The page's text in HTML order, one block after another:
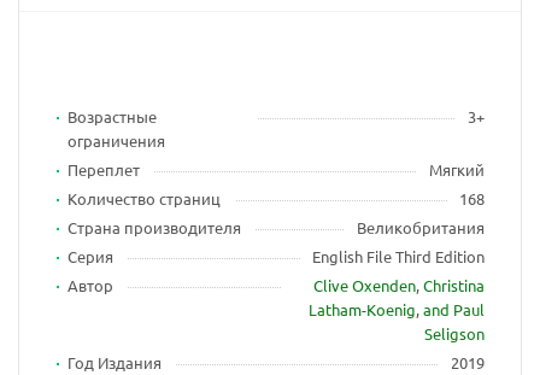
Возрастные
ограничения
3+
Переплет
Мягкий
Количество страниц
168
Страна производителя
Великобритания
Серия
English File Third Edition
Автор
Clive Oxenden,Christina
Latham-Koenig,and Paul
Seligson
Год Издания
2019